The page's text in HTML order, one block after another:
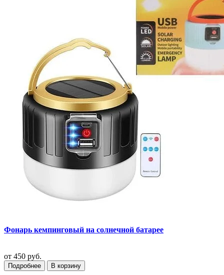
Фонарь кемпинговый на солнечной батарее
от 450 руб.
Подробнее В корзину